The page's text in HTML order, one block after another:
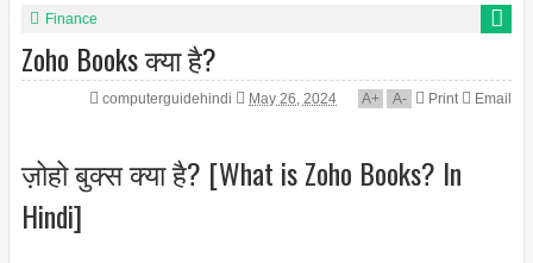
Finance
Zoho Books क्या है?
computerguidehindi May 26, 2024 A+ A- Print Email
ज़ोहो बुक्स क्या है? [What is Zoho Books? In
Hindi]